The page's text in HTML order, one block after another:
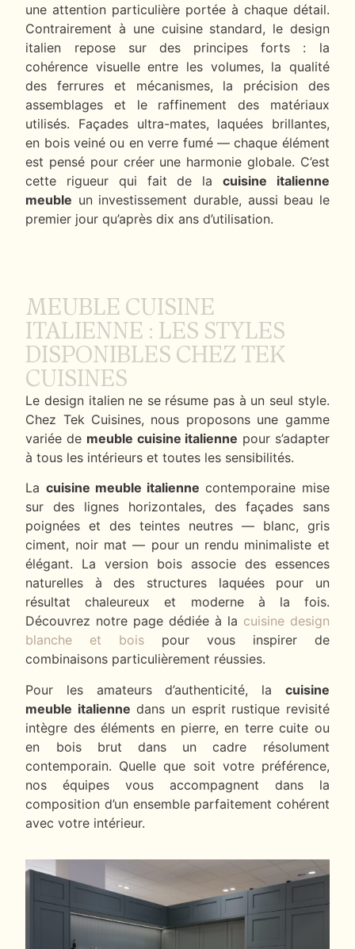
une attention particulière portée à chaque détail.
Contrairement à une cuisine standard, le design
italien repose sur des principes forts : la
cohérence visuelle entre les volumes, la qualité
des ferrures et mécanismes, la précision des
assemblages et le raffinement des matériaux
utilisés. Façades ultra-mates, laquées brillantes,
en bois veiné ou en verre fumé — chaque élément
est pensé pour créer une harmonie globale. C’est
cette rigueur qui fait de la cuisine italienne
meuble un investissement durable, aussi beau le
premier jour qu’après dix ans d’utilisation.
MEUBLE CUISINE
ITALIENNE : LES STYLES
DISPONIBLES CHEZ TEK
CUISINES
Le design italien ne se résume pas à un seul style.
Chez Tek Cuisines, nous proposons une gamme
variée de meuble cuisine italienne pour s’adapter
à tous les intérieurs et toutes les sensibilités.
La cuisine meuble italienne contemporaine mise
sur des lignes horizontales, des façades sans
poignées et des teintes neutres — blanc, gris
ciment, noir mat — pour un rendu minimaliste et
élégant. La version bois associe des essences
naturelles à des structures laquées pour un
résultat chaleureux et moderne à la fois.
Découvrez notre page dédiée à la cuisine design
blanche et bois pour vous inspirer de
combinaisons particulièrement réussies.
Pour les amateurs d’authenticité, la cuisine
meuble italienne dans un esprit rustique revisité
intègre des éléments en pierre, en terre cuite ou
en bois brut dans un cadre résolument
contemporain. Quelle que soit votre préférence,
nos équipes vous accompagnent dans la
composition d’un ensemble parfaitement cohérent
avec votre intérieur.